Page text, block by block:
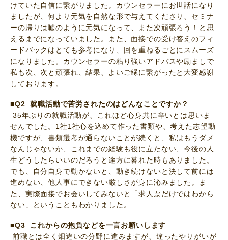
けていた自信に繋がりました。カウンセラーにお世話になり
ましたが、何より元気を自然な形で与えてくださり、セミナ
ーの帰りは嘘のように元気になって、また次頑張ろう！と思
えるまでになっていました。また、面接での受け答えのフィ
ードバックはとても参考になり、回を重ねるごとにスムーズ
になりました。カウンセラーの粘り強いアドバスや励ましで
私も次、次と頑張れ、結果、よいご縁に繋がったと大変感謝
しております。
■Q2 就職活動で苦労されたのはどんなことですか？
35年ぶりの就職活動が、これほど心身共に辛いとは思いま
せんでした。1社1社心を込めて作った書類や、考えた志望動
機ですが、書類選考が通らないことが続くと、私はもうダメ
なんじゃないか、これまでの経験も役に立たない、今後の人
生どうしたらいいのだろうと途方に暮れた時もありました。
でも、自分自身で動かないと、動き続けないと決して前には
進めない、他人事にできない厳しさが身に沁みました。ま
た、実際面接でお会いしてみないと「求人票だけではわから
ない」ということもわかりました。
■Q3 これからの抱負などを一言お願いします
前職とは全く畑違いの分野に進みますが、違ったやりがいが